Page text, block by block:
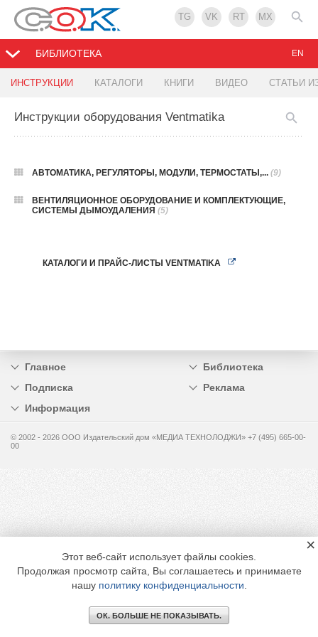
TG VK RT MX
БИБЛИОТЕКА
ИНСТРУКЦИИ КАТАЛОГИ КНИГИ ВИДЕО СТАТЬИ
EN
Инструкции оборудования Ventmatika
АВТОМАТИКА, РЕГУЛЯТОРЫ, МОДУЛИ, ТЕРМОСТАТЫ,... (9)
ВЕНТИЛЯЦИОННОЕ ОБОРУДОВАНИЕ И КОМПЛЕКТУЮЩИЕ,
СИСТЕМЫ ДЫМОУДАЛЕНИЯ (5)
КАТАЛОГИ И ПРАЙС-ЛИСТЫ VENTMATIKA
Главное
Библиотека
Подписка
Реклама
Информация
© 2002 - 2026 OOO Издательский дом «МЕДИА ТЕХНОЛОДЖИ» +7 (495) 665-00-
00
Этот веб-сайт использует файлы cookies.
Продолжая просмотр сайта, Вы соглашаетесь и принимаете
нашу политику конфиденциальности
ОК. БОЛЬШЕ НЕ ПОКАЗЫВАТЬ.
×